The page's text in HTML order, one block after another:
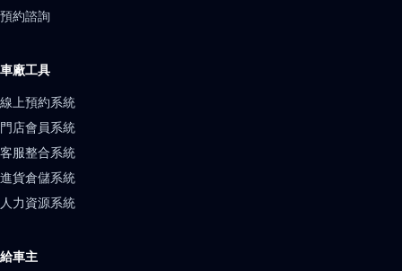
預約諮詢
車廠工具
線上預約系統
門店會員系統
客服整合系統
進貨倉儲系統
人力資源系統
給車主